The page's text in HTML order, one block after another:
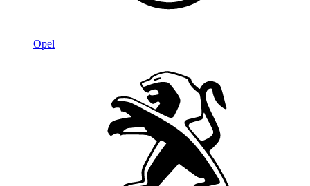
Opel